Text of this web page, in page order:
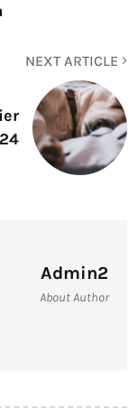
NEXT ARTICLE
Admin2
About Author